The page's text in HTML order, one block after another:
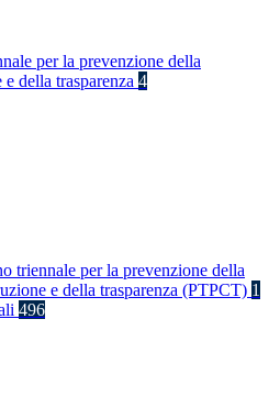
per la prevenzione della
della trasparenza 4
triennale per la prevenzione della
e della trasparenza (PTPCT) 1
496